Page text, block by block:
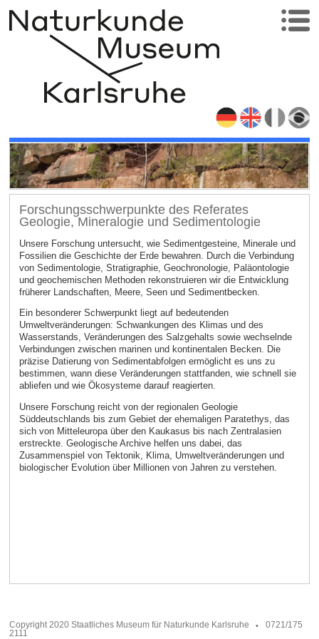
Forschungsschwerpunkte des Referates
Geologie, Mineralogie und Sedimentologie
Unsere Forschung untersucht, wie Sedimentgesteine, Minerale und
Fossilien die Geschichte der Erde bewahren. Durch die Verbindung
von Sedimentologie, Stratigraphie, Geochronologie, Paläontologie
und geochemischen Methoden rekonstruieren wir die Entwicklung
früherer Landschaften, Meere, Seen und Sedimentbecken.
Ein besonderer Schwerpunkt liegt auf bedeutenden
Umweltveränderungen: Schwankungen des Klimas und des
Wasserstands, Veränderungen des Salzgehalts sowie wechselnde
Verbindungen zwischen marinen und kontinentalen Becken. Die
präzise Datierung von Sedimentabfolgen ermöglicht es uns zu
bestimmen, wann diese Veränderungen stattfanden, wie schnell sie
abliefen und wie Ökosysteme darauf reagierten.
Unsere Forschung reicht von der regionalen Geologie
Süddeutschlands bis zum Gebiet der ehemaligen Paratethys, das
sich von Mitteleuropa über den Kaukasus bis nach Zentralasien
erstreckte. Geologische Archive helfen uns dabei, das
Zusammenspiel von Tektonik, Klima, Umweltveränderungen und
biologischer Evolution über Millionen von Jahren zu verstehen.
Copyright 2020 Staatliches Museum für Naturkunde Karlsruhe
0721/175
2111